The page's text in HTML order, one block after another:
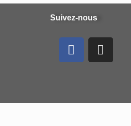
Suivez-nous